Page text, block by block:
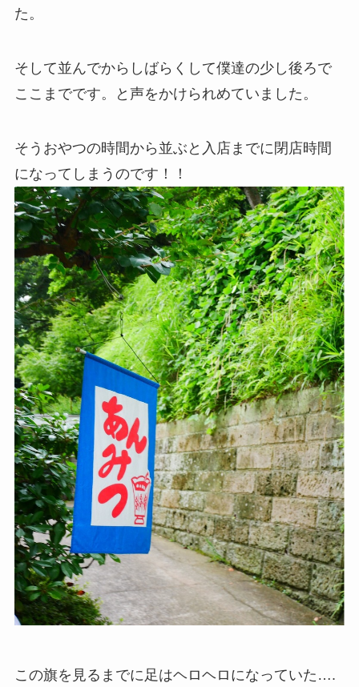
た。
そして並んでからしばらくして僕達の少し後ろで
ここまでです。と声をかけられめていました。
そうおやつの時間から並ぶと入店までに閉店時間
になってしまうのです！！
この旗を見るまでに足はヘロヘロになっていた….